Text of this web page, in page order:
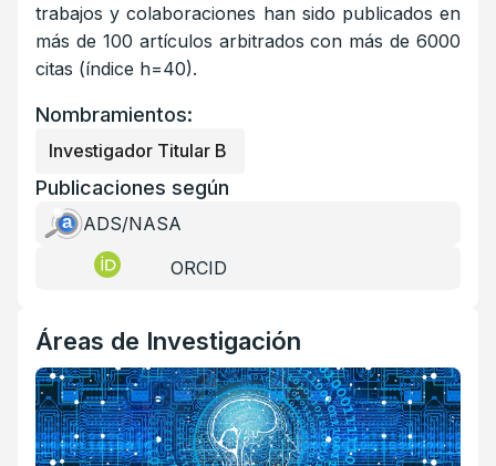
trabajos y colaboraciones han sido publicados en
más de 100 artículos arbitrados con más de 6000
citas (índice h=40).
Nombramientos:
Investigador Titular B
Publicaciones según
ADS/NASA
ORCID
Áreas de Investigación